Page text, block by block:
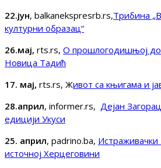
22.јун, balkanekspresrb.rs,Трибина
културни образац“
26.мај, rts.rs, О прошлогодишњој
Новица Тадић
17. мај, rts.rs, Живот са књигама и
28.април, informer.rs, Дејан
едицији Укуси
25. април, padrino.ba,
источној Херцеговини